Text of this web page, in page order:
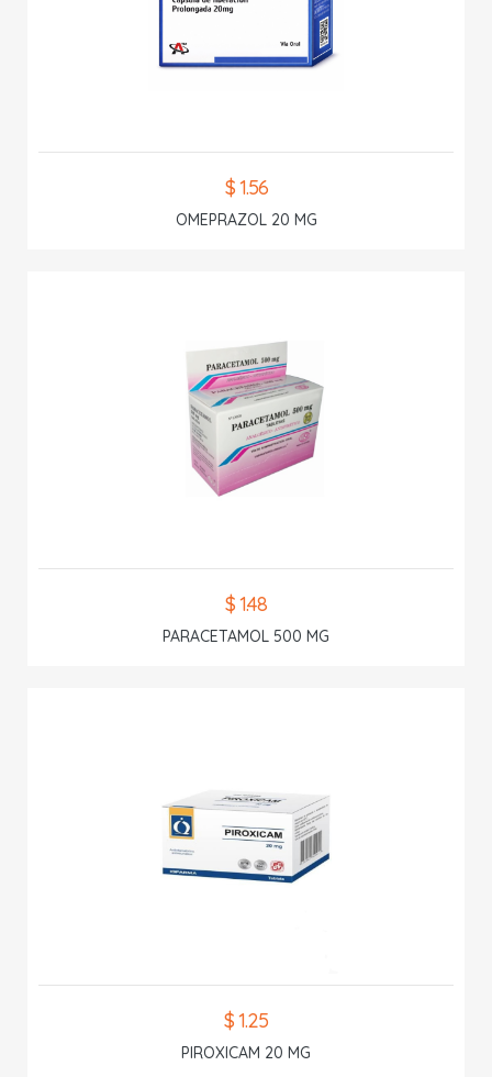
$ 1.56
OMEPRAZOL 20 MG
$ 1.48
PARACETAMOL 500 MG
$ 1.25
PIROXICAM 20 MG